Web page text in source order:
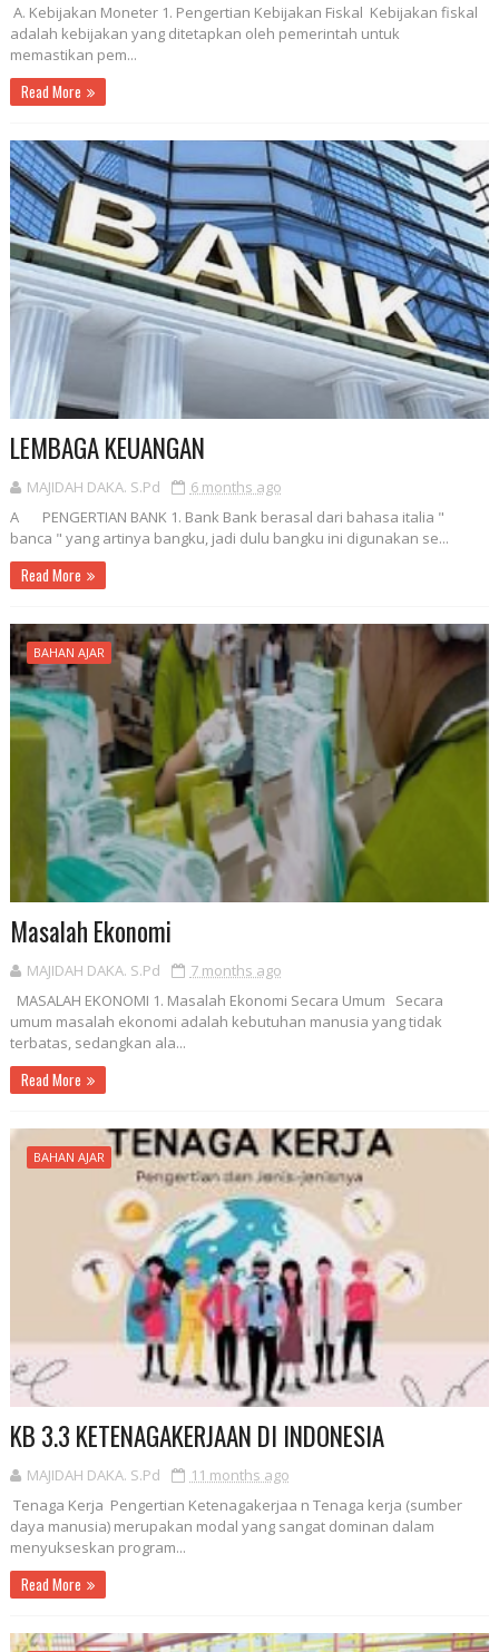
A. Kebijakan Moneter 1. Pengertian Kebijakan Fiskal Kebijakan fiskal
adalah kebijakan yang ditetapkan oleh pemerintah untuk
memastikan pem...
Read More
LEMBAGA KEUANGAN
MAJIDAH DAKA. S.Pd
6 months ago
A PENGERTIAN BANK 1. Bank Bank berasal dari bahasa italia "
banca " yang artinya bangku, jadi dulu bangku ini digunakan se...
Read More
BAHAN AJAR
Masalah Ekonomi
MAJIDAH DAKA. S.Pd
7 months ago
MASALAH EKONOMI 1. Masalah Ekonomi Secara Umum Secara
umum masalah ekonomi adalah kebutuhan manusia yang tidak
terbatas, sedangkan ala...
Read More
BAHAN AJAR
KB 3.3 KETENAGAKERJAAN DI INDONESIA
MAJIDAH DAKA. S.Pd
11 months ago
Tenaga Kerja Pengertian Ketenagakerjaa n Tenaga kerja (sumber
daya manusia) merupakan modal yang sangat dominan dalam
menyukseskan program...
Read More